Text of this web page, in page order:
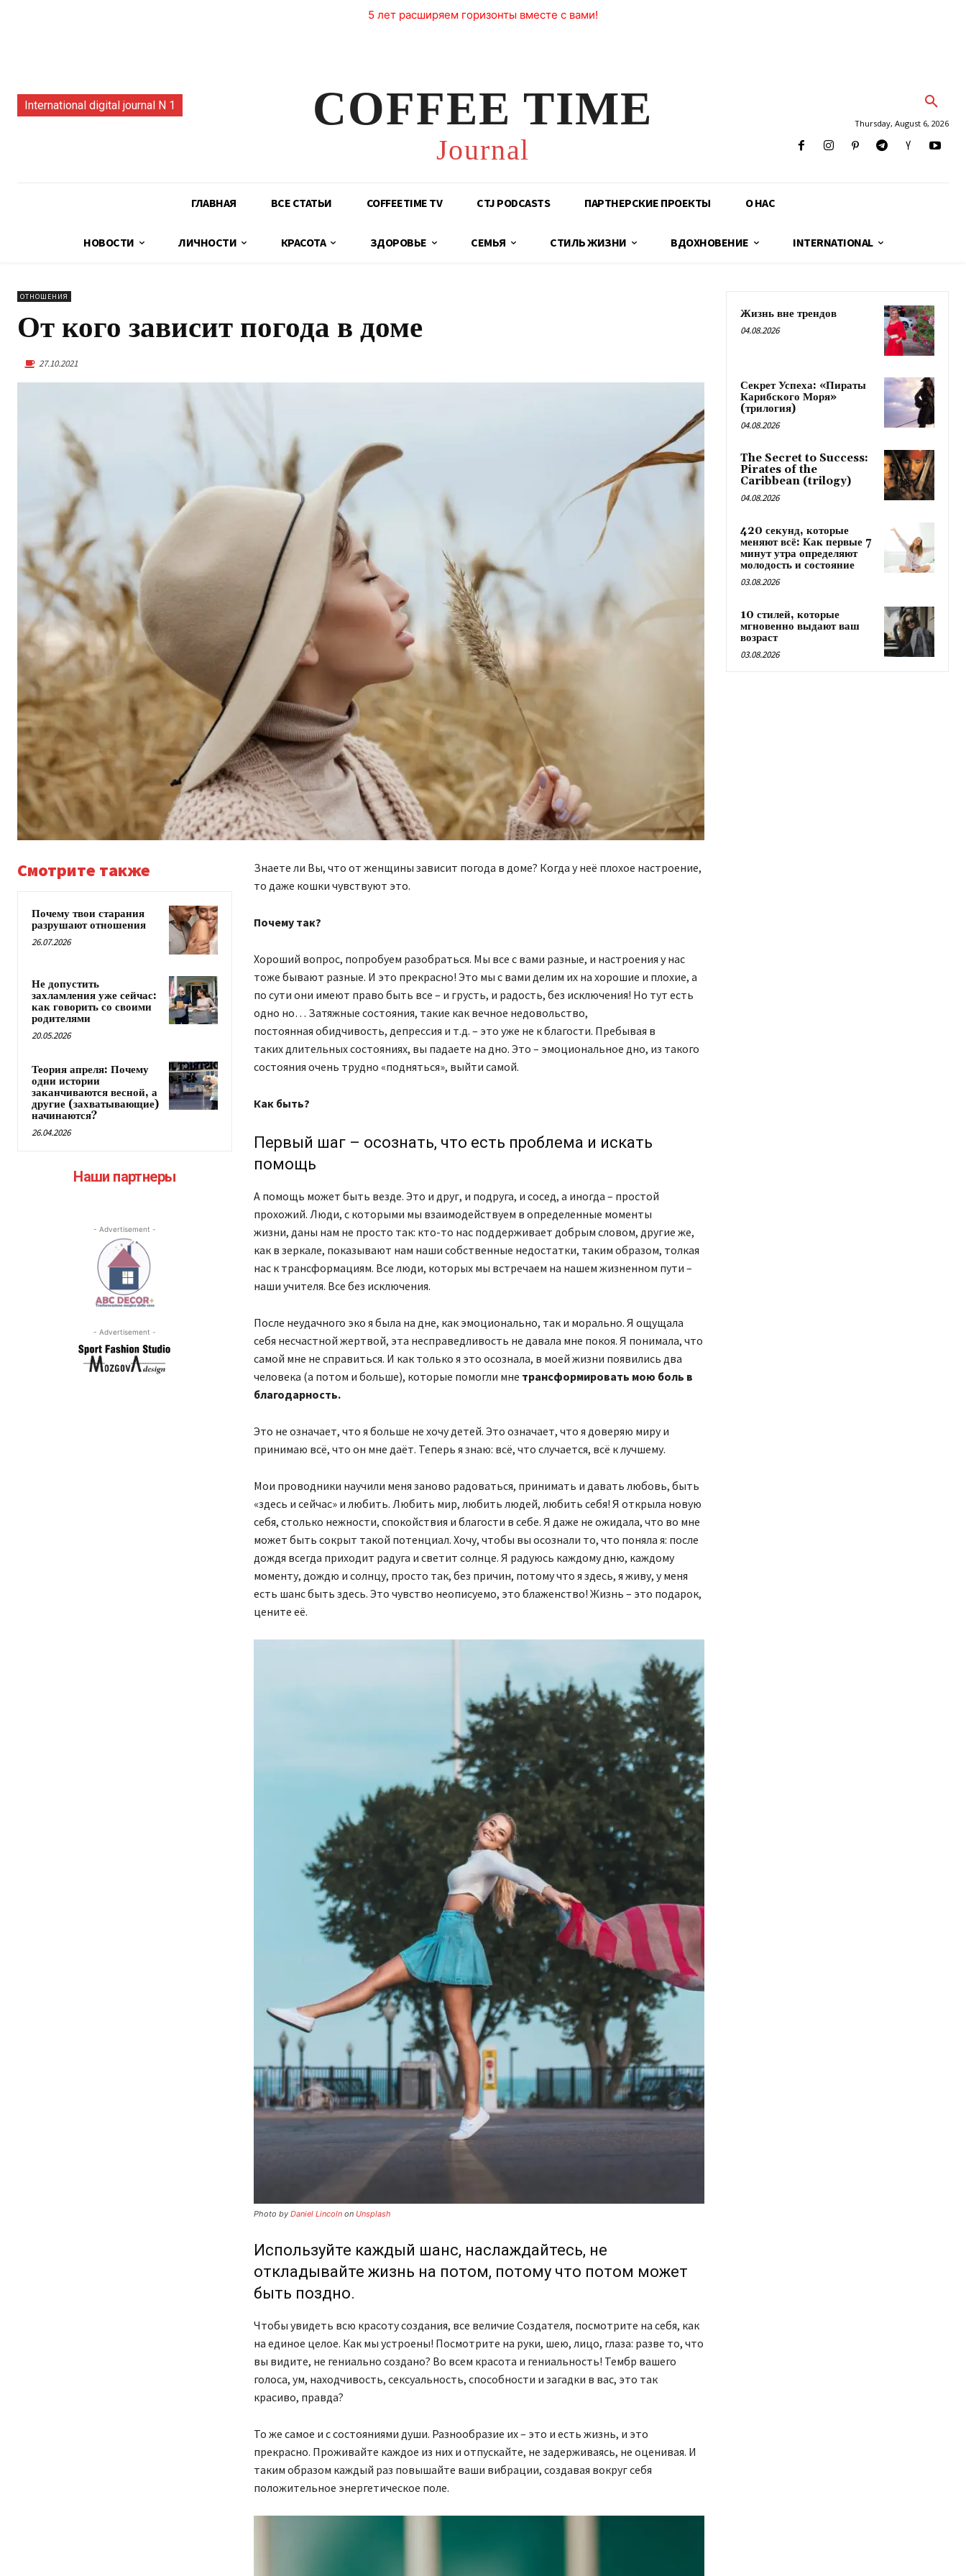
5 лет расширяем горизонты вместе с вами!
International digital journal N 1 COFFEE TIME
Journal
Thursday, August 6, 2026
ГЛАВНАЯ ВСЕ СТАТЬИ COFFEETIME TV CTJ PODCASTS ПАРТНЕРСКИЕ ПРОЕКТЫ О НАС
НОВОСТИ ЛИЧНОСТИ КРАСОТА ЗДОРОВЬЕ СЕМЬЯ СТИЛЬ ЖИЗНИ ВДОХНОВЕНИЕ INTERNATIONAL
ОТНОШЕНИЯ
От кого зависит погода в доме
27.10.2021
Смотрите также
Почему твои старания
разрушают отношения
26.07.2026
Не допустить
захламления уже сейчас:
как говорить со своими
родителями
20.05.2026
Теория апреля: Почему
одни истории
заканчиваются весной, а
другие (захватывающие)
начинаются?
26.04.2026
Наши партнеры
- Advertisement -
- Advertisement -
Знаете ли Вы, что от женщины зависит погода в доме? Когда у неё плохое настроение,
то даже кошки чувствуют это.
Почему так?
Хороший вопрос, попробуем разобраться. Мы все с вами разные, и настроения у нас
тоже бывают разные. И это прекрасно! Это мы с вами делим их на хорошие и плохие, а
по сути они имеют право быть все – и грусть, и радость, без исключения! Но тут есть
одно но… Затяжные состояния, такие как вечное недовольство,
постоянная обидчивость, депрессия и т.д. – это уже не к благости. Пребывая в
таких длительных состояниях, вы падаете на дно. Это – эмоциональное дно, из такого
состояния очень трудно «подняться», выйти самой.
Как быть?
Первый шаг – осознать, что есть проблема и искать
помощь
А помощь может быть везде. Это и друг, и подруга, и сосед, а иногда – простой
прохожий. Люди, с которыми мы взаимодействуем в определенные моменты
жизни, даны нам не просто так: кто-то нас поддерживает добрым словом, другие же,
как в зеркале, показывают нам наши собственные недостатки, таким образом, толкая
нас к трансформациям. Все люди, которых мы встречаем на нашем жизненном пути –
наши учителя. Все без исключения.
После неудачного эко я была на дне, как эмоционально, так и морально. Я ощущала
себя несчастной жертвой, эта несправедливость не давала мне покоя. Я понимала, что
самой мне не справиться. И как только я это осознала, в моей жизни появились два
человека (а потом и больше), которые помогли мне трансформировать мою боль в
благодарность.
Это не означает, что я больше не хочу детей. Это означает, что я доверяю миру и
принимаю всё, что он мне даёт. Теперь я знаю: всё, что случается, всё к лучшему.
Мои проводники научили меня заново радоваться, принимать и давать любовь, быть
«здесь и сейчас» и любить. Любить мир, любить людей, любить себя! Я открыла новую
себя, столько нежности, спокойствия и благости в себе. Я даже не ожидала, что во мне
может быть сокрыт такой потенциал. Хочу, чтобы вы осознали то, что поняла я: после
дождя всегда приходит радуга и светит солнце. Я радуюсь каждому дню, каждому
моменту, дождю и солнцу, просто так, без причин, потому что я здесь, я живу, у меня
есть шанс быть здесь. Это чувство неописуемо, это блаженство! Жизнь – это подарок,
цените её.
Photo by Daniel Lincolnon Unsplash
Используйте каждый шанс, наслаждайтесь, не
откладывайте жизнь на потом, потому что потом может
быть поздно.
Чтобы увидеть всю красоту создания, все величие Создателя, посмотрите на себя, как
на единое целое. Как мы устроены! Посмотрите на руки, шею, лицо, глаза: разве то, что
вы видите, не гениально создано? Во всем красота и гениальность! Тембр вашего
голоса, ум, находчивость, сексуальность, способности и загадки в вас, это так
красиво, правда?
То же самое и с состояниями души. Разнообразие их – это и есть жизнь, и это
прекрасно. Проживайте каждое из них и отпускайте, не задерживаясь, не оценивая. И
таким образом каждый раз повышайте ваши вибрации, создавая вокруг себя
положительное энергетическое поле.
Жизнь вне трендов
04.08.2026
Секрет Успеха: «Пираты
Карибского Моря»
(трилогия)
04.08.2026
The Secret to Success:
Pirates of the
Caribbean (trilogy)
04.08.2026
420 секунд, которые
меняют всё: Как первые 7
минут утра определяют
молодость и состояние
03.08.2026
10 стилей, которые
мгновенно выдают ваш
возраст
03.08.2026